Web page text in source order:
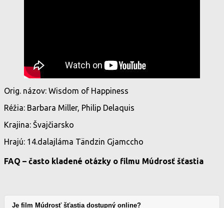
Orig. názov: Wisdom of Happiness
Réžia: Barbara Miller, Philip Delaquis
Krajina: Švajčiarsko
Hrajú: 14.dalajláma Tändzin Gjamccho
FAQ – často kladené otázky o filmu Múdrosť šťastia
Je film Múdrosť šťastia dostupný online?